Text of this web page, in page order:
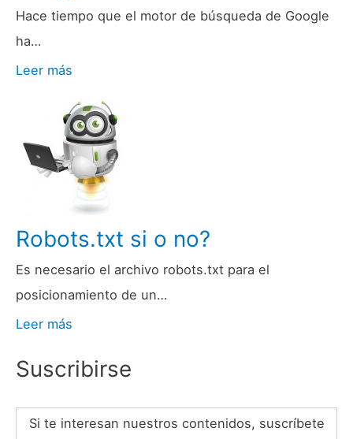
Hace tiempo que el motor de búsqueda de Google
ha…
Leer más
Robots.txt si o no?
Es necesario el archivo robots.txt para el
posicionamiento de un…
Leer más
Suscribirse
Si te interesan nuestros contenidos, suscríbete